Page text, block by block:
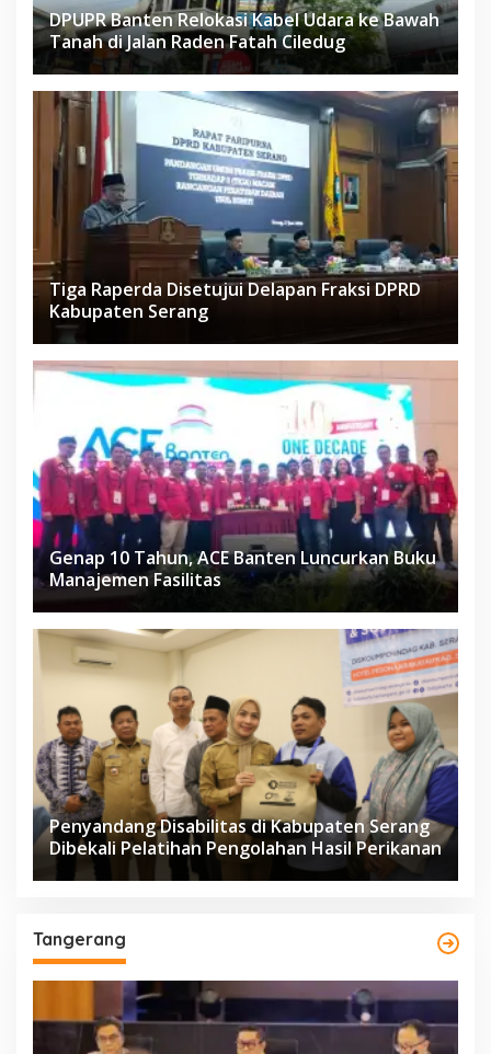
DPUPR Banten Relokasi Kabel Udara ke Bawah
Tanah di Jalan Raden Fatah Ciledug
Tiga Raperda Disetujui Delapan Fraksi DPRD
Kabupaten Serang
Genap 10 Tahun, ACE Banten Luncurkan Buku
Manajemen Fasilitas
Penyandang Disabilitas di Kabupaten Serang
Dibekali Pelatihan Pengolahan Hasil Perikanan
Tangerang